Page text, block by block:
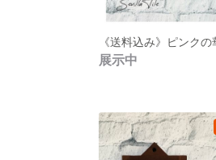
展示中